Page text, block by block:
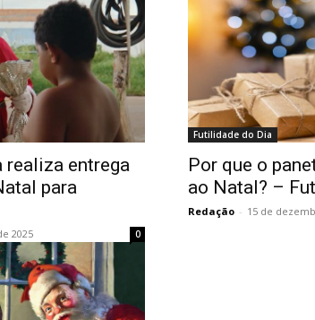
realiza entrega
para
2025 0
Futilidade do Dia
Por que o
ao Natal? –
Redação - 15 de